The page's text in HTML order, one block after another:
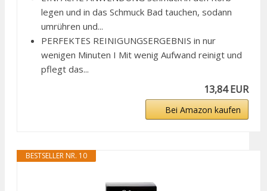
legen und in das Schmuck Bad tauchen, sodann
umrühren und...
PERFEKTES REINIGUNGSERGEBNIS in nur
wenigen Minuten I Mit wenig Aufwand reinigt und
pflegt das...
13,84 EUR
Bei Amazon kaufen
BESTSELLER NR. 10